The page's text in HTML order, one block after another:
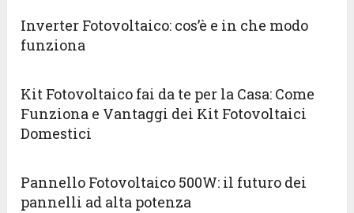
Inverter Fotovoltaico: cos’è e in che modo
funziona
Kit Fotovoltaico fai da te per la Casa: Come
Funziona e Vantaggi dei Kit Fotovoltaici
Domestici
Pannello Fotovoltaico 500W: il futuro dei
pannelli ad alta potenza